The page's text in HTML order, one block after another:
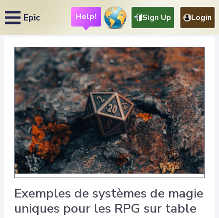
Epic Help! Sign Up Login
Exemples de systèmes de magie
uniques pour les RPG sur table